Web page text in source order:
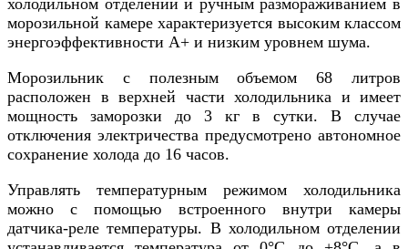
холодильном отделении и ручным размораживанием в
морозильной камере характеризуется высоким классом
энергоэффективности А+ и низким уровнем шума.
Морозильник с полезным объемом 68 литров
расположен в верхней части холодильника и имеет
мощность заморозки до 3 кг в сутки. В случае
отключения электричества предусмотрено автономное
сохранение холода до 16 часов.
Управлять температурным режимом холодильника
можно с помощью встроенного внутри камеры
датчика-реле температуры. В холодильном отделении